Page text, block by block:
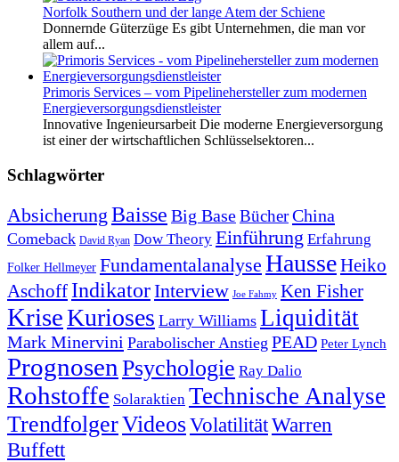
Norfolk Southern und der lange Atem der Schiene
Donnernde Güterzüge Es gibt Unternehmen, die man vor
allem auf...
Primoris Services – vom Pipelinehersteller zum modernen
Energieversorgungsdienstleister
Innovative Ingenieursarbeit Die moderne Energieversorgung
ist einer der wirtschaftlichen Schlüsselsektoren...
Schlagwörter
Absicherung Baisse Big BaseBücherChina
Comeback David Ryan Dow Theory Einführung Erfahrung
Folker Hellmeyer Fundamentalanalyse HausseHeiko
Aschoff IndikatorInterview Joe Fahmy Ken Fisher
KriseKurioses Larry Williams Liquidität
Mark Minervini Parabolischer Anstieg PEAD Peter Lynch
Prognosen Psychologie Ray Dalio
Rohstoffe Solaraktien Technische Analyse
TrendfolgerVideosVolatilitätWarren
Buffett